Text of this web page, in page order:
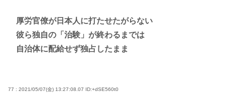
厚労官僚が日本人に打たせたがらない
彼ら独自の「治験」が終わるまでは
自治体に配給せず独占したまま
77 : 2021/05/07(金) 13:27:08.07 ID:+dSE560t0